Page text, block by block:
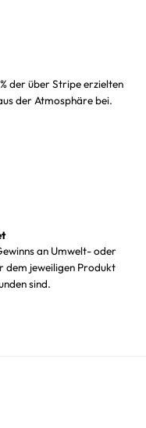
der über Stripe erzielten
der Atmosphäre bei.
an Umwelt- oder
dem jeweiligen Produkt
sind.